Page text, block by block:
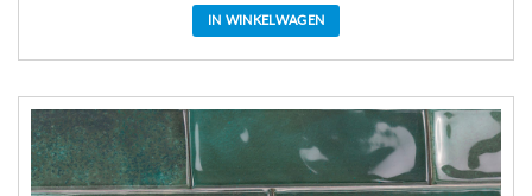
IN WINKELWAGEN